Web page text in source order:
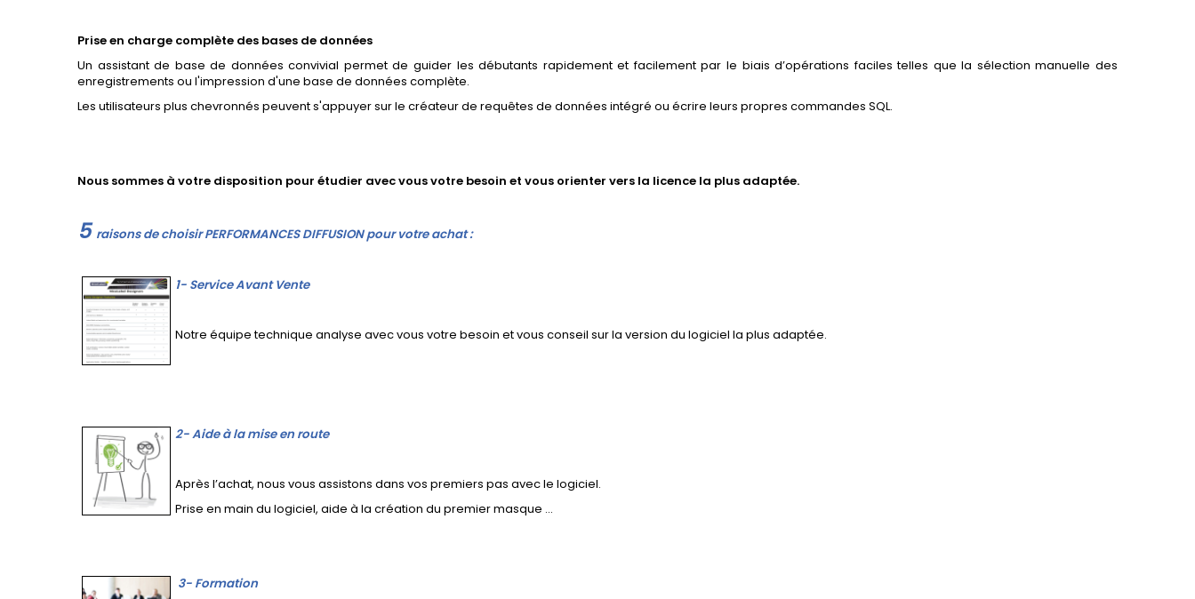
Prise en charge complète des bases de données
Un assistant de base de données convivial permet de guider les débutants rapidement et facilement par le biais d’opérations faciles telles que la sélection manuelle des
enregistrements ou l'impression d'une base de données complète.
Les utilisateurs plus chevronnés peuvent s'appuyer sur le créateur de requêtes de données intégré ou écrire leurs propres commandes SQL.
Nous sommes à votre disposition pour étudier avec vous votre besoin et vous orienter vers la licence la plus adaptée.
5 raisons de choisir PERFORMANCES DIFFUSION pour votre achat :
1- Service Avant Vente
Notre équipe technique analyse avec vous votre besoin et vous conseil sur la version du logiciel la plus adaptée.
2- Aide à la mise en route
Après l’achat, nous vous assistons dans vos premiers pas avec le logiciel.
Prise en main du logiciel, aide à la création du premier masque ...
3- Formation